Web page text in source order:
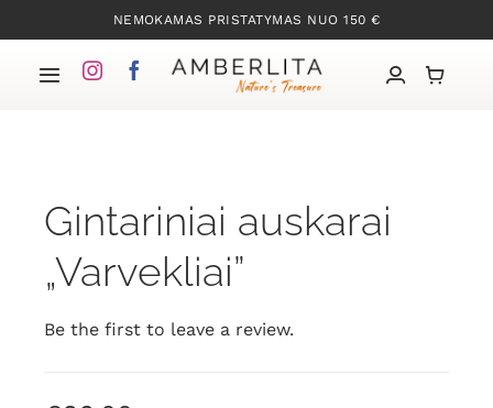
to
content
NEMOKAMAS PRISTATYMAS NUO 150 €
Toggle
Mūsų kolekcijos
Apie Gintarą
Mūsų istorija
Gintariniai auskarai
„Varvekliai”
Be the first to leave a review.